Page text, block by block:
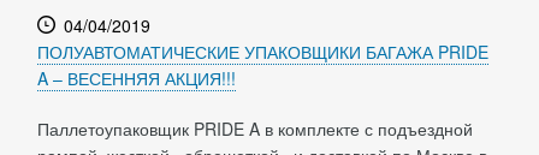
04/04/2019
ПОЛУАВТОМАТИЧЕСКИЕ УПАКОВЩИКИ БАГАЖА PRIDE
A – ВЕСЕННЯЯ АКЦИЯ!!!
Паллетоупаковщик PRIDE A в комплекте с подъездной